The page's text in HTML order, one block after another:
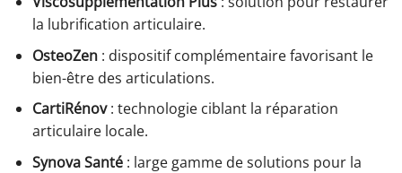
la lubrification articulaire.
OsteoZen: dispositif complémentaire favorisant le
bien-être des articulations.
CartiRénov: technologie ciblant la réparation
articulaire locale.
Synova Santé: large gamme de solutions pour la